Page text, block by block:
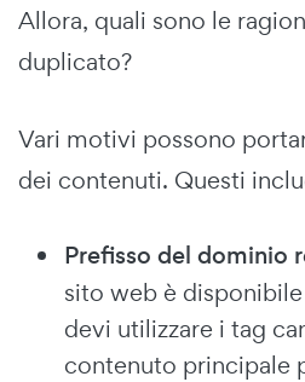
Allora, quali sono le
duplicato?
Vari motivi possono
dei contenuti. Questi
Prefisso del dominio
sito web è
devi utilizzare i tag
contenuto principale